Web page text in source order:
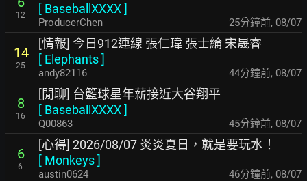
12
[ BaseballXXXX]
ProducerChen 25分鐘前, 08/07
14
25
[情報] 今日912連線 張仁瑋 張士綸 宋晟睿
[ Elephants]
andy82116 45分鐘前, 08/07
8
16
[閒聊] 台籃球星年薪接近大谷翔平
[ BaseballXXXX]
Q00863 46分鐘前, 08/07
6
6
[心得] 2026/08/07 炎炎夏日，就是要玩水！
[ Monkeys]
austin0624 47分鐘前, 08/07